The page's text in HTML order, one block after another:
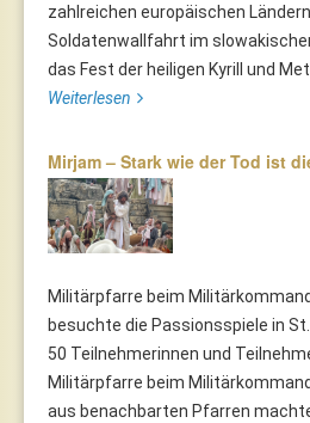
zahlreichen europäischen
Soldatenwallfahrt im
das Fest der heiligen Kyrill und
Weiterlesen
Mirjam – Stark wie der Tod ist
Militärpfarre beim
besuchte die Passionsspiele in
50 Teilnehmerinnen und
Militärpfarre beim
aus benachbarten Pfarren